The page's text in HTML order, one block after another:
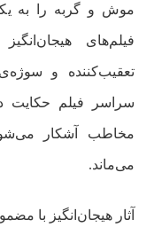
موش و گربه را به
فیلم‌های
تعقیب‌کننده و
سراسر فیلم حکایت
مخاطب آشکار
می‌ماند.
آثار هیجان‌انگیز با